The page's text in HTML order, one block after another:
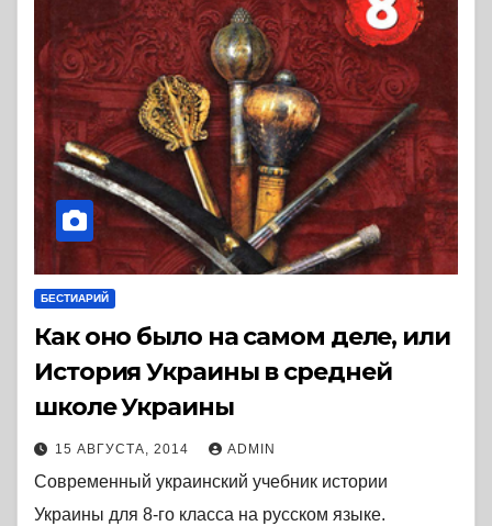
БЕСТИАРИЙ
Как оно было на самом деле, или
История Украины в средней
школе Украины
15 АВГУСТА, 2014 ADMIN
Современный украинский учебник истории
Украины для 8-го класса на русском языке.